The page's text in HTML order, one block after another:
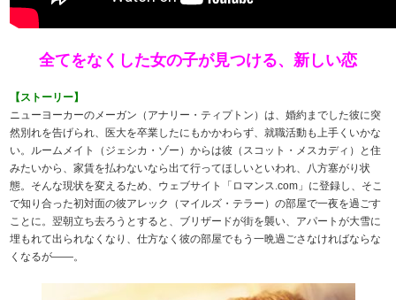
全てをなくした女の子が見つける、新しい恋
【ストーリー】
ニューヨーカーのメーガン（アナリー・ティプトン）は、婚約までした彼に突
然別れを告げられ、医大を卒業したにもかかわらず、就職活動も上手くいかな
い。ルームメイト（ジェシカ・ゾー）からは彼（スコット・メスカディ）と住
みたいから、家賃を払わないなら出て行ってほしいといわれ、八方塞がり状
態。そんな現状を変えるため、ウェブサイト「ロマンス.com」に登録し、そこ
で知り合った初対面の彼アレック（マイルズ・テラー）の部屋で一夜を過ごす
ことに。翌朝立ち去ろうとすると、ブリザードが街を襲い、アパートが大雪に
埋もれて出られなくなり、仕方なく彼の部屋でもう一晩過ごさなければならな
くなるが——。